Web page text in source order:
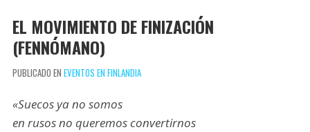
EL MOVIMIENTO DE FINIZACIÓN
(FENNÓMANO)
PUBLICADO EN EVENTOS EN FINLANDIA
«Suecos ya no somos
en rusos no queremos convertirnos